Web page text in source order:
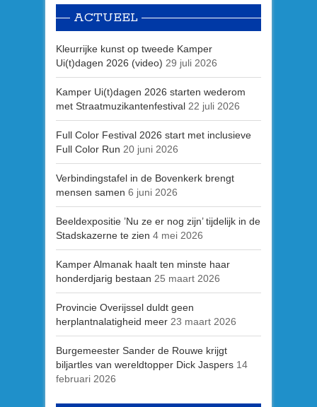
ACTUEEL
Kleurrijke kunst op tweede Kamper
Ui(t)dagen 2026 (video) 29 juli 2026
Kamper Ui(t)dagen 2026 starten wederom
met Straatmuzikantenfestival 22 juli 2026
Full Color Festival 2026 start met inclusieve
Full Color Run 20 juni 2026
Verbindingstafel in de Bovenkerk brengt
mensen samen 6 juni 2026
Beeldexpositie ’Nu ze er nog zijn’ tijdelijk in de
Stadskazerne te zien 4 mei 2026
Kamper Almanak haalt ten minste haar
honderdjarig bestaan 25 maart 2026
Provincie Overijssel duldt geen
herplantnalatigheid meer 23 maart 2026
Burgemeester Sander de Rouwe krijgt
biljartles van wereldtopper Dick Jaspers 14
februari 2026